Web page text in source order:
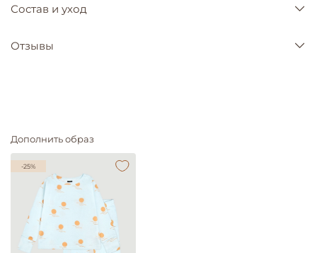
Состав и уход
Отзывы
Дополнить образ
-25%